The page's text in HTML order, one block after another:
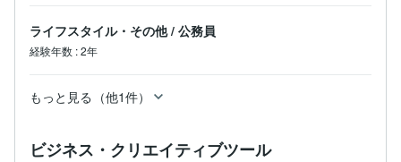
ライフスタイル・その他 / 公務員
経験年数 :2年
もっと見る（他1件）
ビジネス・クリエイティブツール